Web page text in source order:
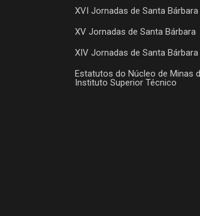
XVI Jornadas de Santa Bárbara
XV Jornadas de Santa Bárbara
XIV Jornadas de Santa Bárbara
Estatutos do Núcleo de Minas
Instituto Superior Técnico